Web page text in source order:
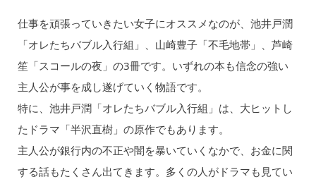
仕事を頑張っていきたい女子にオススメなのが、池井戸潤
「オレたちバブル入行組」、山崎豊子「不毛地帯」、芦崎
笙「スコールの夜」の3冊です。いずれの本も信念の強い
主人公が事を成し遂げていく物語です。
特に、池井戸潤「オレたちバブル入行組」は、大ヒットし
たドラマ「半沢直樹」の原作でもあります。
主人公が銀行内の不正や闇を暴いていくなかで、お金に関
する話もたくさん出てきます。多くの人がドラマも見てい